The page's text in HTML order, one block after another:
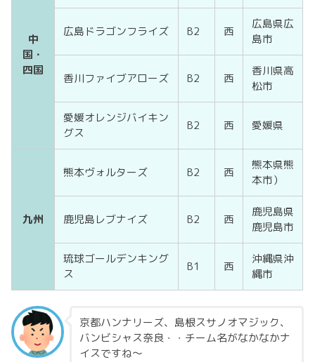
中
国・
四国
広島ドラゴンフライズ B2 西
広島県広
島市
香川ファイブアローズ B2 西
香川県高
松市
愛媛オレンジバイキン
グス
B2 西 愛媛県
九州
熊本ヴォルターズ B2 西
熊本県熊
本市）
鹿児島レブナイズ B2 西
鹿児島県
鹿児島市
琉球ゴールデンキング
ス
B1 西
沖縄県沖
縄市
京都ハンナリーズ、島根スサノオマジック、
バンビシャス奈良・・チーム名がなかなかナ
イスですね～